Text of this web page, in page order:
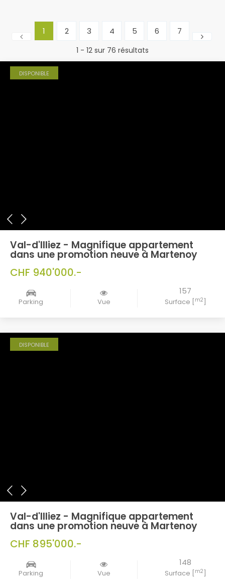
1 2 3 4 5 6 7
1 - 12 sur 76 résultats
DISPONIBLE
Val-d'Illiez - Magnifique appartement
dans une promotion neuve à Martenoy
CHF 940'000.-
Parking Vue
157
Surface [m2]
DISPONIBLE
Val-d'Illiez - Magnifique appartement
dans une promotion neuve à Martenoy
CHF 895'000.-
Parking Vue
148
Surface [m2]